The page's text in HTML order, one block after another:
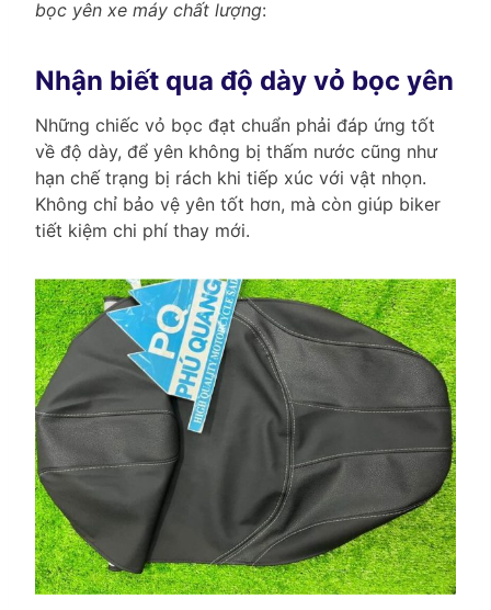
bọc yên xe máy chất lượng:
Nhận biết qua độ dày vỏ bọc yên
Những chiếc vỏ bọc đạt chuẩn phải đáp ứng tốt
về độ dày, để yên không bị thấm nước cũng như
hạn chế trạng bị rách khi tiếp xúc với vật nhọn.
Không chỉ bảo vệ yên tốt hơn, mà còn giúp biker
tiết kiệm chi phí thay mới.